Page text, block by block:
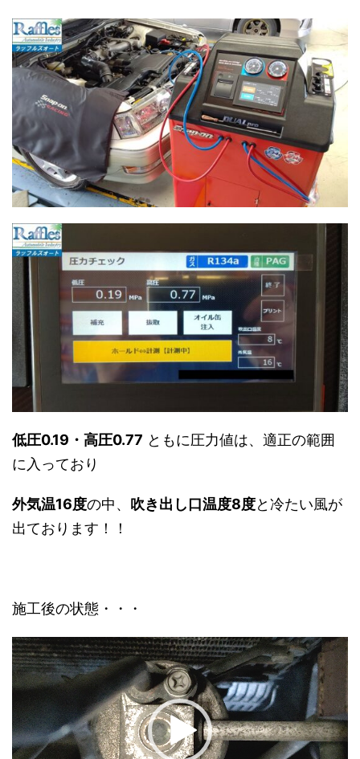
低圧0.19・高圧0.77 ともに圧力値は、適正の範囲
に入っており
外気温16度の中、 吹き出し口温度8度と冷たい風が
出ております！！
施工後の状態・・・
動
画
プ
ー
ヤ
ー